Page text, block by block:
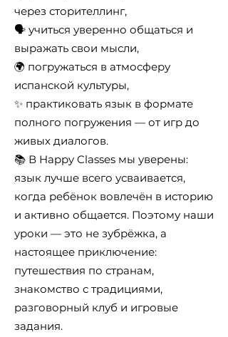
через сторителлинг,
🗣 учиться уверенно общаться и
выражать свои мысли,
🌍 погружаться в атмосферу
испанской культуры,
✨ практиковать язык в формате
полного погружения — от игр до
живых диалогов.
📚 В Happy Classes мы уверены:
язык лучше всего усваивается,
когда ребёнок вовлечён в историю
и активно общается. Поэтому наши
уроки — это не зубрёжка, а
настоящее приключение:
путешествия по странам,
знакомство с традициями,
разговорный клуб и игровые
задания.